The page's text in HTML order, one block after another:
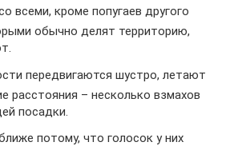
всеми, кроме попугаев другого
обычно делят территорию,
передвигаются шустро, летают
расстояния – несколько взмахов
посадки.
потому, что голосок у них